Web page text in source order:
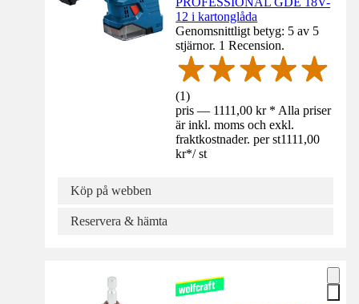
12 i kartonglåda
Genomsnittligt betyg: 5 av 5
stjärnor. 1 Recension.
(1)
pris — 1111,00 kr * Alla priser
är inkl. moms och exkl.
fraktkostnader. per st1111,00
kr*/ st
Köp på webben
Reservera & hämta